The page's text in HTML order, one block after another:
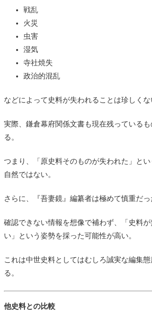
戦乱
火災
虫害
湿気
寺社焼失
政治的混乱
などによって史料が失われることは珍しくな
実際、鎌倉幕府関係文書も現在残っている
る。
つまり、「原史料そのものが失われた」と
自然ではない。
さらに、『吾妻鏡』編纂者は極めて慎重だっ
確認できない情報を想像で補わず、「史料
い」という姿勢を採った可能性が高い。
これは中世史料としてはむしろ誠実な編集
る。
他史料との比較